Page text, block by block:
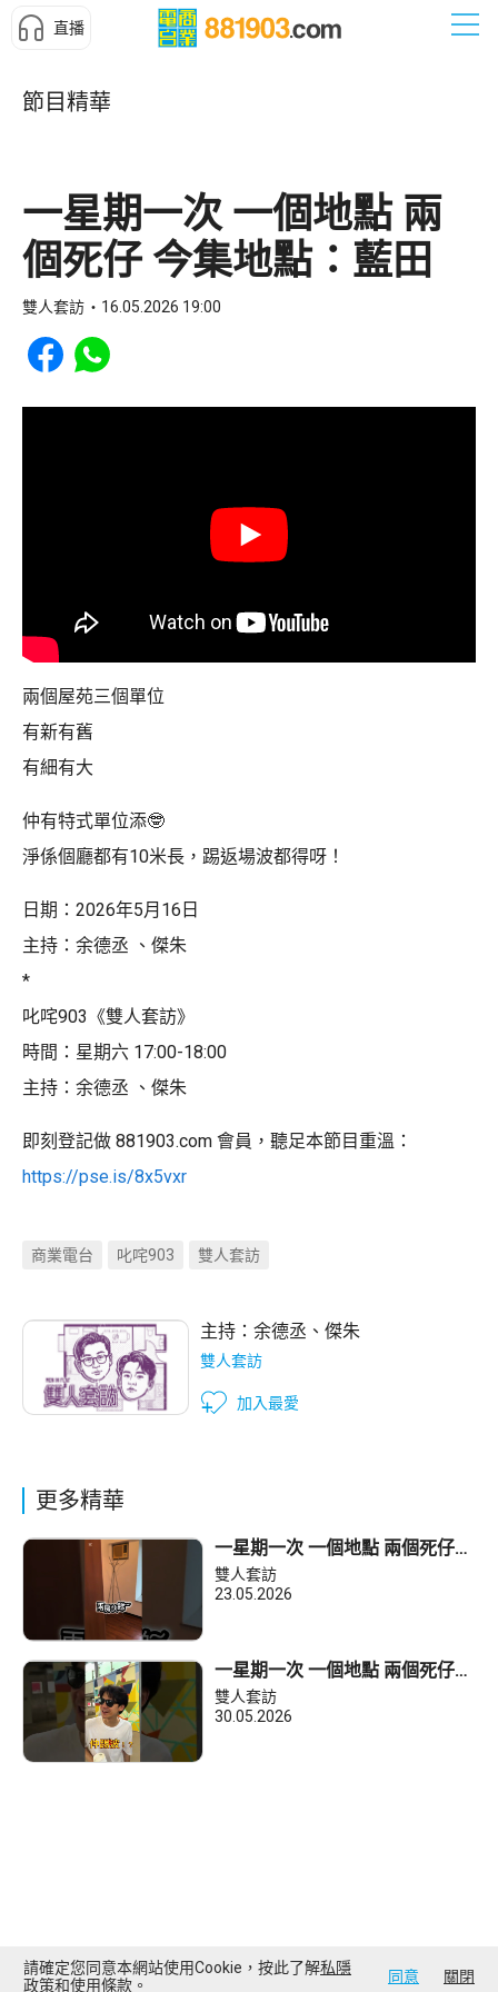
直播
節目精華
一星期一次 一個地點 兩
個死仔 今集地點：藍田
雙人套訪 16.05.2026 19:00
Share to Facebook
Share to WhatsApp
兩個屋苑三個單位
有新有舊
有細有大
仲有特式單位添🤓
淨係個廳都有10米長，踢返場波都得呀！
日期：2026年5月16日
主持：余德丞 、傑朱
*
叱咤903《雙人套訪》
時間：星期六 17:00-18:00
主持：余德丞 、傑朱
即刻登記做 881903.com 會員，聽足本節目重溫：
https://pse.is/8x5vxr
商業電台 叱咤903 雙人套訪
主持： 余德丞 、 傑朱
雙人套訪
加入最愛
更多精華
一星期一次 一個地點 兩個死仔
今集地點：鰂魚涌
雙人套訪
23.05.2026
一星期一次 一個地點 兩個死仔
今集地點：鑽石山 活水公園
雙人套訪
30.05.2026
請確定您同意本網站使用Cookie，按此了解私隱
政策和使用條款 。 同意 關閉